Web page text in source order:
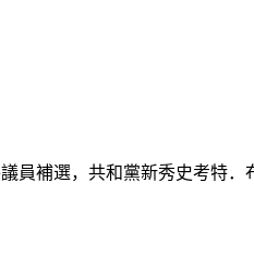
員補選，共和黨新秀史考特